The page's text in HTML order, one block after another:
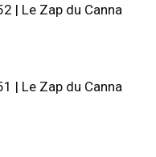
| Le Zap du Canna
| Le Zap du Canna